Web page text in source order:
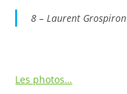
8 – Laurent Grospiron
Les photos…